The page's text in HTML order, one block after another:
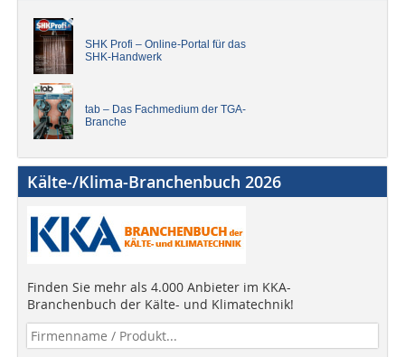
SHK Profi – Online-Portal für das
SHK-Handwerk
tab – Das Fachmedium der TGA-
Branche
Kälte-/Klima-Branchenbuch 2026
Finden Sie mehr als 4.000 Anbieter im KKA-
Branchenbuch der Kälte- und Klimatechnik!